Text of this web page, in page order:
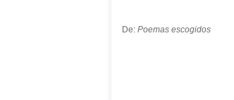
De: Poemas escogidos